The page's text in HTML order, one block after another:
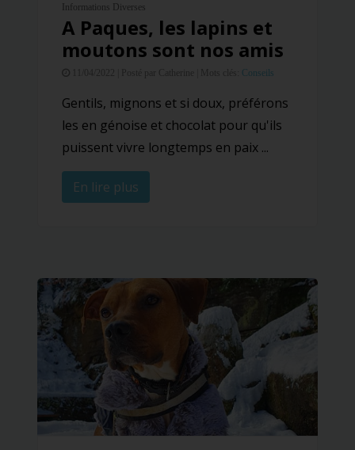
Informations Diverses
A Paques, les lapins et
moutons sont nos amis
Posté par Catherine | Mots clés: Conseils
Gentils, mignons et si doux, préférons
les en génoise et chocolat pour qu'ils
puissent vivre longtemps en paix ...
En lire plus